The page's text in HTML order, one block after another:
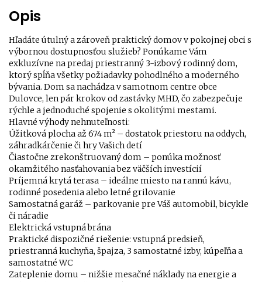
Opis
Hľadáte útulný a zároveň praktický domov v pokojnej obci s
výbornou dostupnosťou služieb? Ponúkame Vám
exkluzívne na predaj priestranný 3-izbový rodinný dom,
ktorý spĺňa všetky požiadavky pohodlného a moderného
bývania. Dom sa nachádza v samotnom centre obce
Dulovce, len pár krokov od zastávky MHD, čo zabezpečuje
rýchle a jednoduché spojenie s okolitými mestami.
Hlavné výhody nehnuteľnosti:
Úžitková plocha až 674 m² – dostatok priestoru na oddych,
záhradkárčenie či hry Vašich detí
Čiastočne zrekonštruovaný dom – ponúka možnosť
okamžitého nasťahovania bez väčších investícií
Príjemná krytá terasa – ideálne miesto na rannú kávu,
rodinné posedenia alebo letné grilovanie
Samostatná garáž – parkovanie pre Váš automobil, bicykle
či náradie
Elektrická vstupná brána
Praktické dispozičné riešenie: vstupná predsieň,
priestranná kuchyňa, špajza, 3 samostatné izby, kúpeľňa a
samostatné WC
Zateplenie domu – nižšie mesačné náklady na energie a